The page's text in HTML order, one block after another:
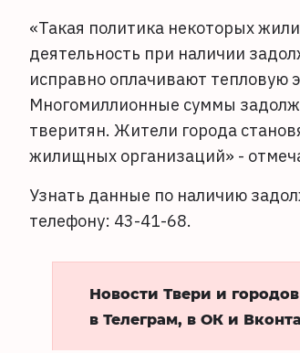
«Такая политика некоторых
деятельность при наличии
исправно оплачивают тепловую
Многомиллионные суммы
тверитян. Жители города
жилищных организаций» -
Узнать данные по наличию
телефону: 43-41-68.
Новости Твери и
в Телеграм, в ОК и